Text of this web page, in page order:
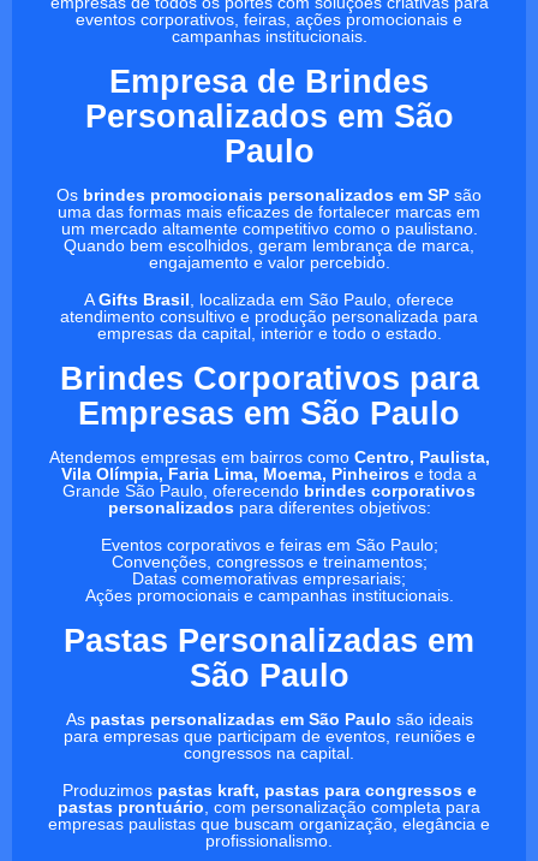
eventos corporativos, feiras, ações promocionais e
campanhas institucionais.
Empresa de Brindes
Personalizados em São
Paulo
Os brindes promocionais personalizados em SP são
uma das formas mais eficazes de fortalecer marcas em
um mercado altamente competitivo como o paulistano.
Quando bem escolhidos, geram lembrança de marca,
engajamento e valor percebido.
AGifts Brasil , localizada em São Paulo, oferece
atendimento consultivo e produção personalizada para
empresas da capital, interior e todo o estado.
Brindes Corporativos para
Empresas em São Paulo
Atendemos empresas em bairros como Centro, Paulista,
Vila Olímpia, Faria Lima, Moema, Pinheiros e toda a
Grande São Paulo, oferecendo brindes corporativos
personalizadospara diferentes objetivos:
Eventos corporativos e feiras em São Paulo;
Convenções, congressos e treinamentos;
Datas comemorativas empresariais;
Ações promocionais e campanhas institucionais.
Pastas Personalizadas em
São Paulo
As pastas personalizadas em São Paulo são ideais
para empresas que participam de eventos, reuniões e
congressos na capital.
Produzimos pastas kraft, pastas para congressos e
pastas prontuário , com personalização completa para
empresas paulistas que buscam organização, elegância e
profissionalismo.